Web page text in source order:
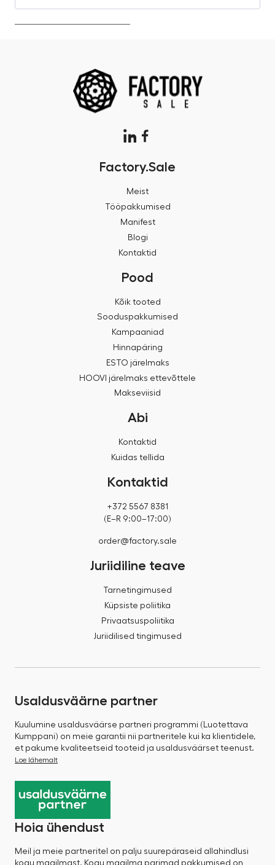
Factory.Sale
Meist
Tööpakkumised
Manifest
Blogi
Kontaktid
Pood
Kõik tooted
Sooduspakkumised
Kampaaniad
Hinnapäring
ESTO järelmaks
HOOVI järelmaks ettevõttele
Makseviisid
Abi
Kontaktid
Kuidas tellida
Kontaktid
+372 5567 8381
(E–R 9:00–17:00)
order@factory.sale
Juriidiline teave
Tarnetingimused
Küpsiste poliitika
Privaatsuspoliitika
Juriidilised tingimused
Usaldusväärne partner
Kuulumine usaldusväärse partneri programmi (Luotettava
Kumppani) on meie garantii nii partneritele kui ka klientidele,
et pakume kvaliteetseid tooteid ja usaldusväärset teenust.
Loe lähemalt
Hoia ühendust
Meil ja meie partneritel on palju suurepäraseid allahindlusi
kogu maailmast. Kogu maailma parimad pakkumised on